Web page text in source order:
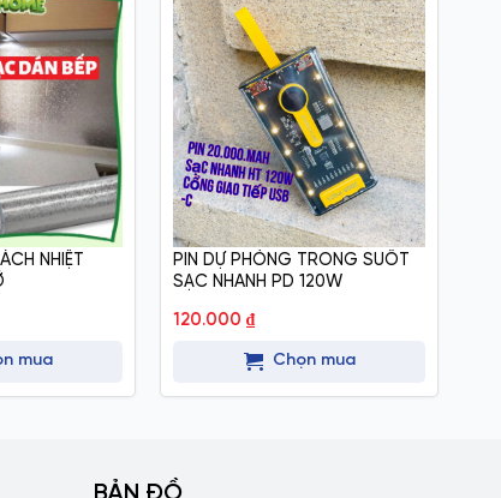
NHIỆT
mua
PIN DỰ PHÒNG TRONG SUỐT
SẠC NHANH PD 120W
120.000 ₫
Chọn mua